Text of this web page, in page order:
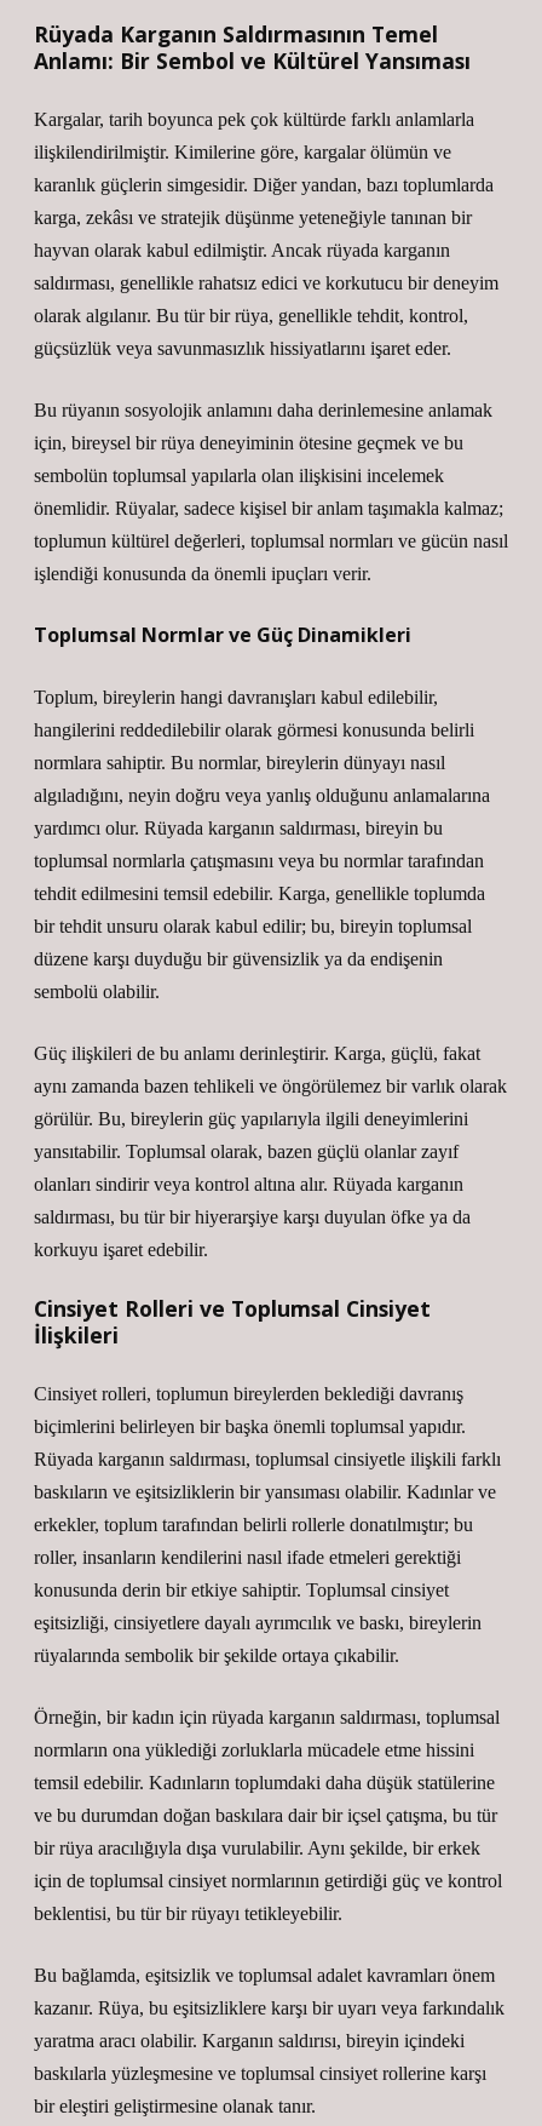
Rüyada Karganın Saldırmasının Temel
Anlamı: Bir Sembol ve Kültürel Yansıması
Kargalar, tarih boyunca pek çok kültürde farklı anlamlarla
ilişkilendirilmiştir. Kimilerine göre, kargalar ölümün ve
karanlık güçlerin simgesidir. Diğer yandan, bazı toplumlarda
karga, zekâsı ve stratejik düşünme yeteneğiyle tanınan bir
hayvan olarak kabul edilmiştir. Ancak rüyada karganın
saldırması, genellikle rahatsız edici ve korkutucu bir deneyim
olarak algılanır. Bu tür bir rüya, genellikle tehdit, kontrol,
güçsüzlük veya savunmasızlık hissiyatlarını işaret eder.
Bu rüyanın sosyolojik anlamını daha derinlemesine anlamak
için, bireysel bir rüya deneyiminin ötesine geçmek ve bu
sembolün toplumsal yapılarla olan ilişkisini incelemek
önemlidir. Rüyalar, sadece kişisel bir anlam taşımakla kalmaz;
toplumun kültürel değerleri, toplumsal normları ve gücün nasıl
işlendiği konusunda da önemli ipuçları verir.
Toplumsal Normlar ve Güç Dinamikleri
Toplum, bireylerin hangi davranışları kabul edilebilir,
hangilerini reddedilebilir olarak görmesi konusunda belirli
normlara sahiptir. Bu normlar, bireylerin dünyayı nasıl
algıladığını, neyin doğru veya yanlış olduğunu anlamalarına
yardımcı olur. Rüyada karganın saldırması, bireyin bu
toplumsal normlarla çatışmasını veya bu normlar tarafından
tehdit edilmesini temsil edebilir. Karga, genellikle toplumda
bir tehdit unsuru olarak kabul edilir; bu, bireyin toplumsal
düzene karşı duyduğu bir güvensizlik ya da endişenin
sembolü olabilir.
Güç ilişkileri de bu anlamı derinleştirir. Karga, güçlü, fakat
aynı zamanda bazen tehlikeli ve öngörülemez bir varlık olarak
görülür. Bu, bireylerin güç yapılarıyla ilgili deneyimlerini
yansıtabilir. Toplumsal olarak, bazen güçlü olanlar zayıf
olanları sindirir veya kontrol altına alır. Rüyada karganın
saldırması, bu tür bir hiyerarşiye karşı duyulan öfke ya da
korkuyu işaret edebilir.
Cinsiyet Rolleri ve Toplumsal Cinsiyet
İlişkileri
Cinsiyet rolleri, toplumun bireylerden beklediği davranış
biçimlerini belirleyen bir başka önemli toplumsal yapıdır.
Rüyada karganın saldırması, toplumsal cinsiyetle ilişkili farklı
baskıların ve eşitsizliklerin bir yansıması olabilir. Kadınlar ve
erkekler, toplum tarafından belirli rollerle donatılmıştır; bu
roller, insanların kendilerini nasıl ifade etmeleri gerektiği
konusunda derin bir etkiye sahiptir. Toplumsal cinsiyet
eşitsizliği, cinsiyetlere dayalı ayrımcılık ve baskı, bireylerin
rüyalarında sembolik bir şekilde ortaya çıkabilir.
Örneğin, bir kadın için rüyada karganın saldırması, toplumsal
normların ona yüklediği zorluklarla mücadele etme hissini
temsil edebilir. Kadınların toplumdaki daha düşük statülerine
ve bu durumdan doğan baskılara dair bir içsel çatışma, bu tür
bir rüya aracılığıyla dışa vurulabilir. Aynı şekilde, bir erkek
için de toplumsal cinsiyet normlarının getirdiği güç ve kontrol
beklentisi, bu tür bir rüyayı tetikleyebilir.
Bu bağlamda, eşitsizlik ve toplumsal adalet kavramları önem
kazanır. Rüya, bu eşitsizliklere karşı bir uyarı veya farkındalık
yaratma aracı olabilir. Karganın saldırısı, bireyin içindeki
baskılarla yüzleşmesine ve toplumsal cinsiyet rollerine karşı
bir eleştiri geliştirmesine olanak tanır.